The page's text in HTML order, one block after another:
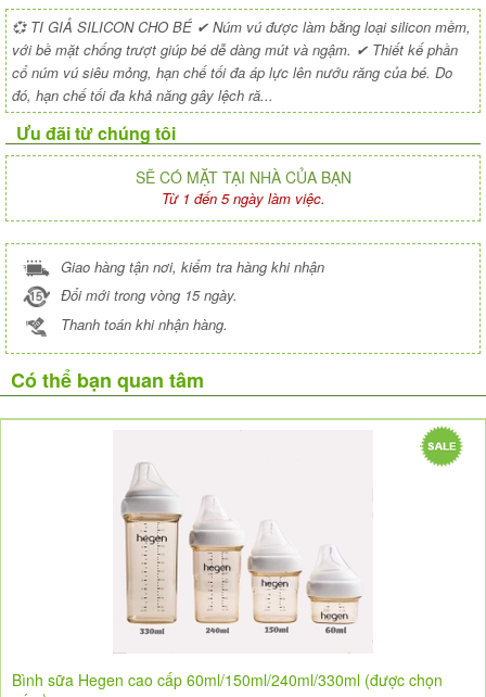
💞 TI GIẢ SILICON CHO BÉ ✔ Núm vú được làm bằng loại silicon mềm,
với bề mặt chống trượt giúp bé dễ dàng mút và ngậm. ✔ Thiết kế phần
cổ núm vú siêu mỏng, hạn chế tối đa áp lực lên nướu răng của bé. Do
đó, hạn chế tối đa khả năng gây lệch ră...
Ưu đãi từ chúng tôi
SẼ CÓ MẶT TẠI NHÀ CỦA BẠN
Từ 1 đến 5 ngày làm việc.
Giao hàng tận nơi, kiểm tra hàng khi nhận
Đổi mới trong vòng 15 ngày.
Thanh toán khi nhận hàng.
Có thể bạn quan tâm
Bình sữa Hegen cao cấp 60ml/150ml/240ml/330ml (được chọn